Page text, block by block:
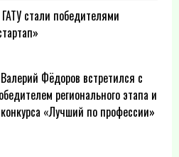
стали победителями
Фёдоров встретился с
регионального этапа и
«Лучший по профессии»